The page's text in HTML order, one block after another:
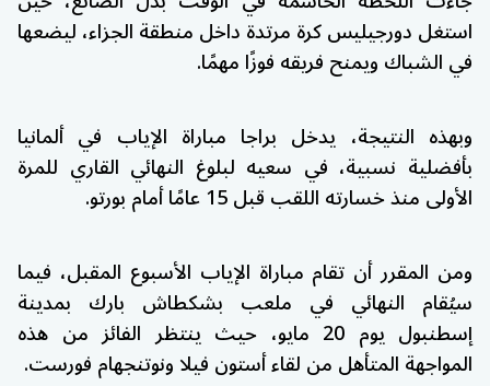
استغل دورجيليس كرة مرتدة داخل منطقة الجزاء، ليضعها
في الشباك ويمنح فريقه فوزًا مهمًا.
وبهذه النتيجة، يدخل براجا مباراة الإياب في ألمانيا
بأفضلية نسبية، في سعيه لبلوغ النهائي القاري للمرة
الأولى منذ خسارته اللقب قبل 15 عامًا أمام بورتو.
ومن المقرر أن تقام مباراة الإياب الأسبوع المقبل، فيما
سيُقام النهائي في ملعب بشكطاش بارك بمدينة
إسطنبول يوم 20 مايو، حيث ينتظر الفائز من هذه
المواجهة المتأهل من لقاءأستون فيلاونوتنجهام فورست.